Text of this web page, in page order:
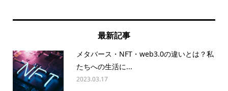
最新記事
メタバース・NFT・web3.0の違いとは？私
たちへの生活に...
2023.03.17